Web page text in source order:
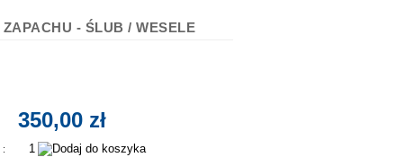
- ŚLUB / WESELE
350,00 zł
: